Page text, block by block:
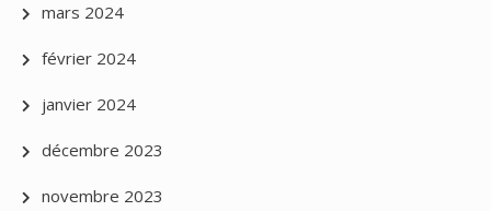
mars 2024
février 2024
janvier 2024
décembre 2023
novembre 2023